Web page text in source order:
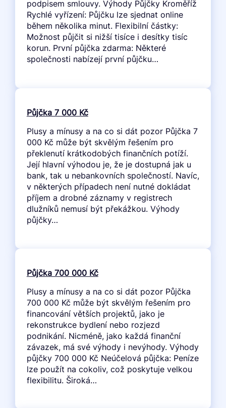
podpisem smlouvy. Výhody Půjčky Kroměříž
Rychlé vyřízení: Půjčku lze sjednat online
během několika minut. Flexibilní částky:
Možnost půjčit si nižší tisíce i desítky tisíc
korun. První půjčka zdarma: Některé
společnosti nabízejí první půjčku…
Půjčka 7 000 Kč
Plusy a mínusy a na co si dát pozor Půjčka 7
000 Kč může být skvělým řešením pro
překlenutí krátkodobých finančních potíží.
Její hlavní výhodou je, že je dostupná jak u
bank, tak u nebankovních společností. Navíc,
v některých případech není nutné dokládat
příjem a drobné záznamy v registrech
dlužníků nemusí být překážkou. Výhody
půjčky…
Půjčka 700 000 Kč
Plusy a mínusy a na co si dát pozor Půjčka
700 000 Kč může být skvělým řešením pro
financování větších projektů, jako je
rekonstrukce bydlení nebo rozjezd
podnikání. Nicméně, jako každá finanční
závazek, má své výhody i nevýhody. Výhody
půjčky 700 000 Kč Neúčelová půjčka: Peníze
lze použít na cokoliv, což poskytuje velkou
flexibilitu. Široká…